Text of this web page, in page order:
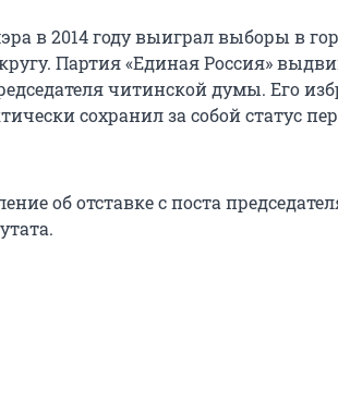
в 2014 году выиграл выборы в
Партия «Единая Россия»
читинской думы. Его
сохранил за собой статус
об отставке с поста